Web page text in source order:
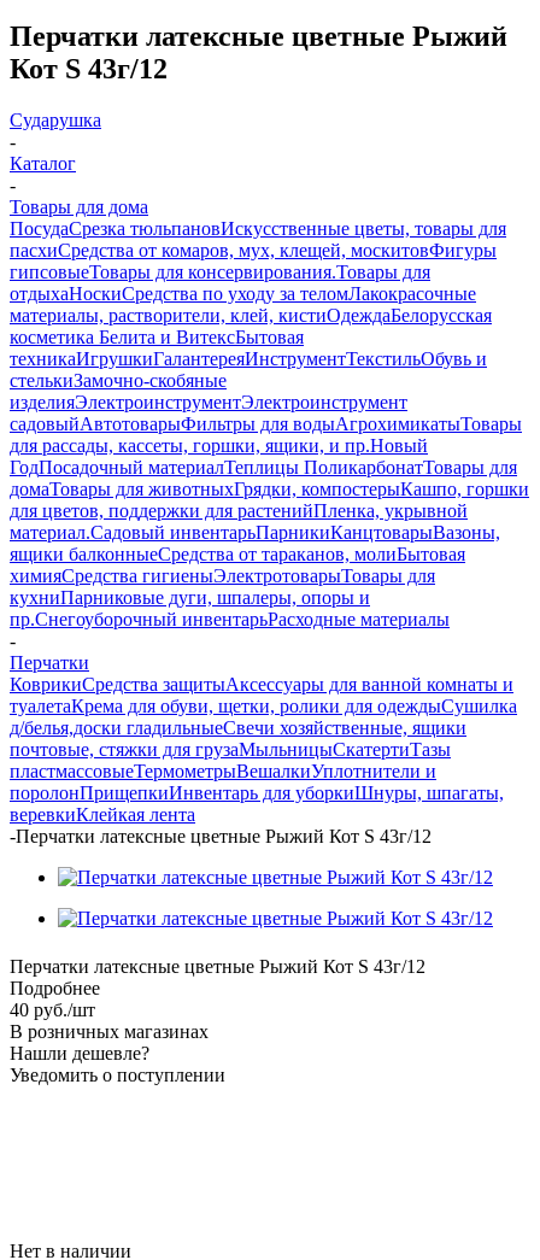
Перчатки латексные цветные Рыжий
Кот S 43г/12
Сударушка
-
Каталог
-
Товары для дома
ПосудаСрезка тюльпановИскусственные цветы, товары для
пасхиСредства от комаров, мух, клещей, москитовФигуры
гипсовыеТовары для консервирования.Товары для
отдыхаНоскиСредства по уходу за теломЛакокрасочные
материалы, растворители, клей, кистиОдеждаБелорусская
косметика Белита и ВитексБытовая
техникаИгрушкиГалантереяИнструментТекстильОбувь и
стелькиЗамочно-скобяные
изделияЭлектроинструментЭлектроинструмент
садовыйАвтотоварыФильтры для водыАгрохимикатыТовары
для рассады, кассеты, горшки, ящики, и пр.Новый
ГодПосадочный материалТеплицы ПоликарбонатТовары для
домаТовары для животныхГрядки, компостерыКашпо, горшки
для цветов, поддержки для растенийПленка, укрывной
материал.Садовый инвентарьПарникиКанцтоварыВазоны,
ящики балконныеСредства от тараканов, молиБытовая
химияСредства гигиеныЭлектротоварыТовары для
кухниПарниковые дуги, шпалеры, опоры и
пр.Снегоуборочный инвентарьРасходные материалы
-
Перчатки
КоврикиСредства защитыАксессуары для ванной комнаты и
туалетаКрема для обуви, щетки, ролики для одеждыСушилка
д/белья,доски гладильныеСвечи хозяйственные, ящики
почтовые, стяжки для грузаМыльницыСкатертиТазы
пластмассовыеТермометрыВешалкиУплотнители и
поролонПрищепкиИнвентарь для уборкиШнуры, шпагаты,
веревкиКлейкая лента
-Перчатки латексные цветные Рыжий Кот S 43г/12
Перчатки латексные цветные Рыжий Кот S 43г/12
Подробнее
40 руб./шт
В розничных магазинах
Нашли дешевле?
Уведомить о поступлении
Нет в наличии